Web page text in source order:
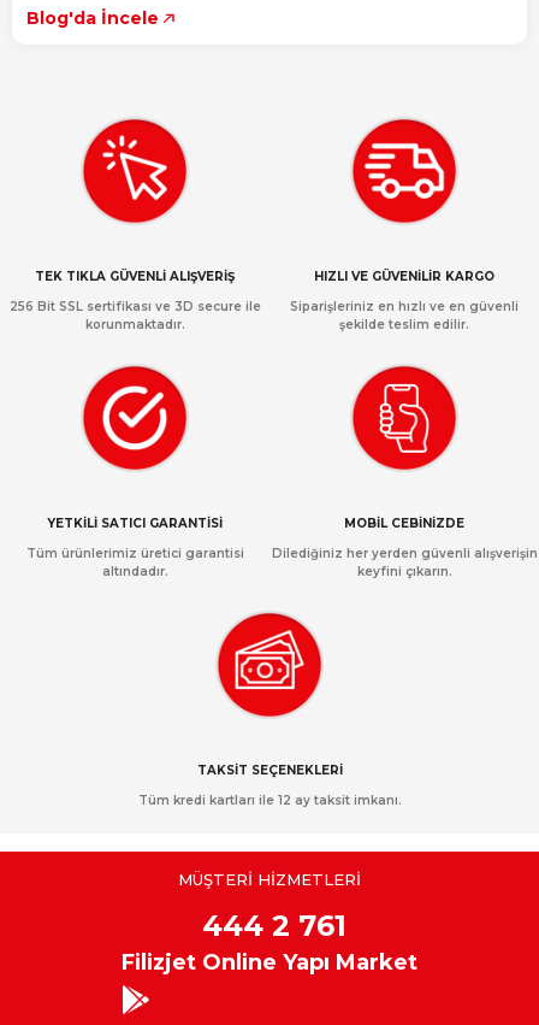
Blog'da İncele
TEK TIKLA GÜVENLİ ALIŞVERİŞ
256 Bit SSL sertifikası ve 3D secure ile
korunmaktadır.
HIZLI VE GÜVENİLİR KARGO
Siparişleriniz en hızlı ve en güvenli
şekilde teslim edilir.
YETKİLİ SATICI GARANTİSİ
Tüm ürünlerimiz üretici garantisi
altındadır.
MOBİL CEBİNİZDE
Dilediğiniz her yerden güvenli alışverişin
keyfini çıkarın.
TAKSİT SEÇENEKLERİ
Tüm kredi kartları ile 12 ay taksit imkanı.
MÜŞTERİ HİZMETLERİ
444 2 761
Filizjet Online Yapı Market